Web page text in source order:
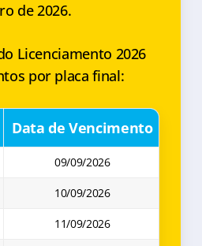
de 2026.
Licenciamento 2026
por placa final:
Data de Vencimento
09/09/2026
10/09/2026
11/09/2026